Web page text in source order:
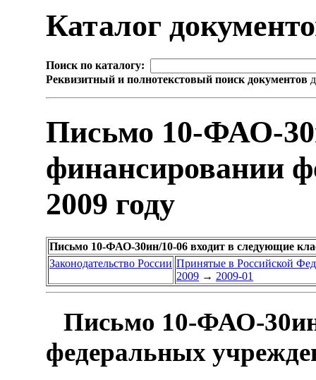
Каталог
Поиск по каталогу:
Реквизитный и полнотекстовый поиск документов
Письмо 10-ФАО-
финансировании
2009 году
Письмо 10-ФАО-30ин/10-06 входит в следующие
Законодательство России Принятые в Российской
2009 → 2009-01
Письмо 10-ФАО-
федеральных